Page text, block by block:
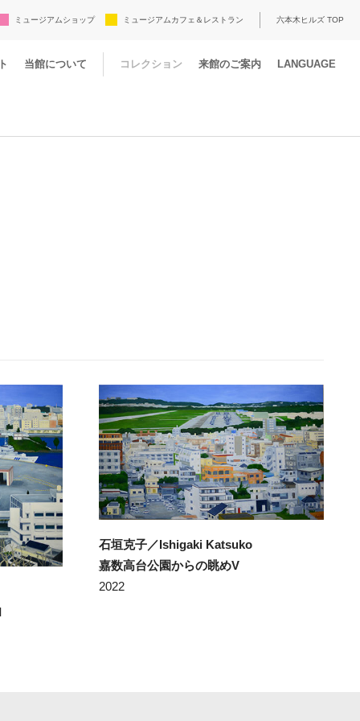
ミュージアムショップ ミュージアムカフェ＆レストラン 六本木ヒルズ TOP
当館について コレクション 来館のご案内 LANGUAGE
石垣克子／Ishigaki Katsuko
嘉数高台公園からの眺めV
2022